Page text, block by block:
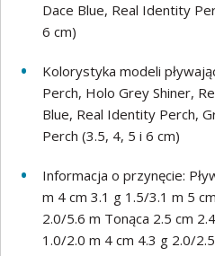
Dace Blue, Real Identity
6 cm)
Kolorystyka modeli
Perch, Holo Grey Shiner,
Blue, Real Identity Perch,
Perch (3.5, 4, 5 i 6 cm)
Informacja o przynęcie:
m 4 cm 3.1 g 1.5/3.1 m 5
2.0/5.6 m Tonąca 2.5 cm
1.0/2.0 m 4 cm 4.3 g 2.0/